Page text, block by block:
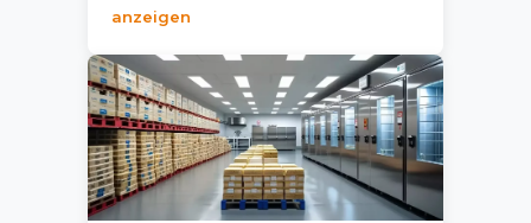
anzeigen